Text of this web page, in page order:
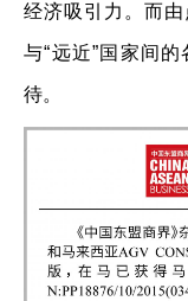
经济吸引力。而
与“远近”国家间
待。